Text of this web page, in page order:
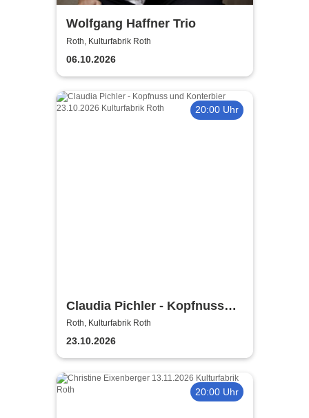
Wolfgang Haffner Trio
Roth, Kulturfabrik Roth
06.10.2026
20:00 Uhr
Claudia Pichler - Kopfnuss
und Konterbier
Roth, Kulturfabrik Roth
23.10.2026
20:00 Uhr